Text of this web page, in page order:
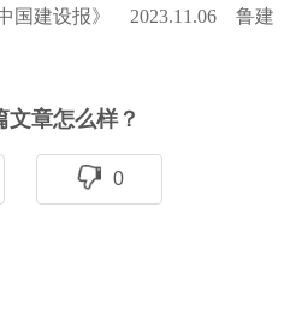
国建设报》 2023.11.06 鲁建
文章怎么样？
0